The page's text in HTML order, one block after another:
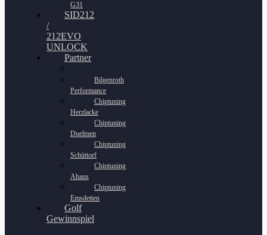
G31
SID212
/
212EVO
UNLOCK
Partner
Bilgenroth
Performance
Chiptuning
Herzlacke
Chiptuning
Duelmen
Chiptuning
Schüttorf
Chiptuning
Ahaus
Chiptuning
Emsdetten
Golf
Gewinnspiel